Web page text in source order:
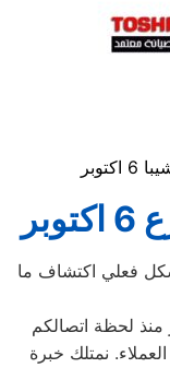
6 اكتوبر
يمكنكم بشكل فعلي اكتشاف ما
منذ لحظة اتصالكم
خدمة العملاء. نمتلك خبرة